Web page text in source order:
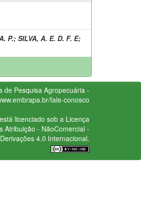
P.; SILVA, A. E. D. F. E;
de Pesquisa Agropecuária -
fale-conosco
licenciado sob a Licença
Atribuição - NãoComercial -
4.0 Internacional.